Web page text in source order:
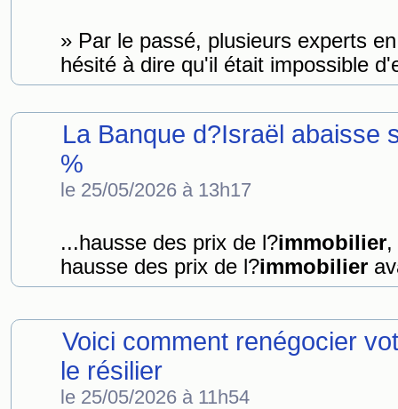
» Par le passé, plusieurs experts
hésité à dire qu'il était impossible
La Banque d?Israël abaisse
%
le 25/05/2026 à 13h17
...hausse des prix de l?immobilier,
hausse des prix de l?immobilier
Voici comment renégocier
le résilier
le 25/05/2026 à 11h54